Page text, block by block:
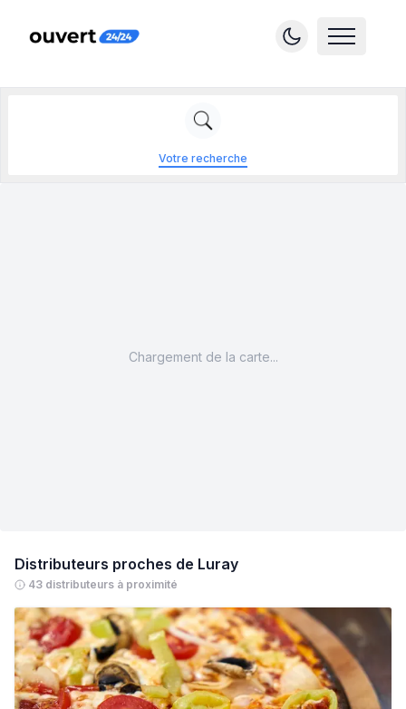
Votre recherche
Distributeurs proches de Luray
43 distributeurs à proximité
Chargement de la carte...